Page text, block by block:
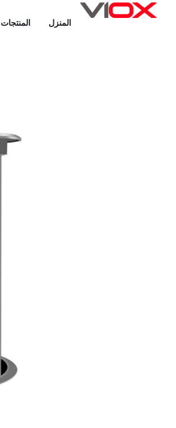
تخطي
المنزل المنتجات